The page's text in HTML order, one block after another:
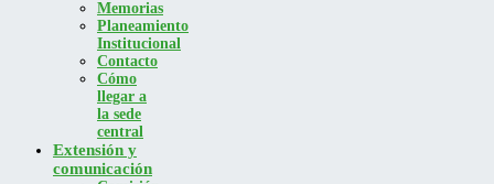
Memorias
Planeamiento
Institucional
Contacto
Cómo
llegar a
la sede
central
Extensión y
comunicación